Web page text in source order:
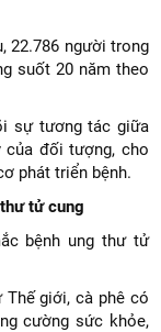
22.786 người trong
suốt 20 năm theo
sự tương tác giữa
của đối tượng, cho
phát triển bệnh.
tử cung
bệnh ung thư tử
Thế giới, cà phê có
cường sức khỏe,